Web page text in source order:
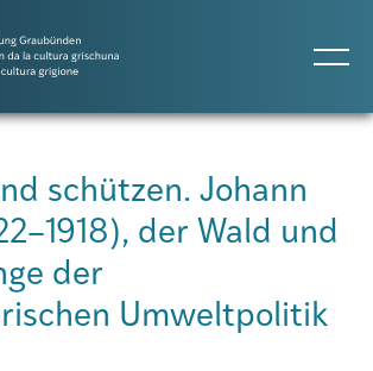
schützen. Johann
der Wald und
der
Umweltpolitik